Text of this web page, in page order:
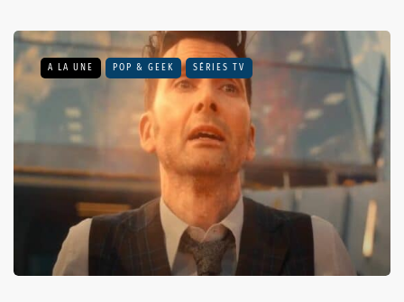
A LA UNE POP & GEEK SÉRIES TV